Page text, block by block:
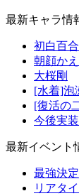
最新キャラ情
初白百合
朝顔か
大桜剛
[水着]泡
[復活の
今後実
最新イベント
最強決
リアタ